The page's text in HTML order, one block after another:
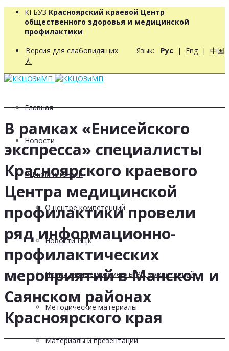
КГБУЗ Красноярский краевой Центр
общественного здоровья и медицинской
профилактики
Версия для слабовидящих Язык: Рус | Eng | 中国
人
Главная
Новости
РЦ компетенций
О центре компетенций
Новости РЦК
Нормативные документы РЦ компетенций
Методические материалы
Материалы и презентации
В рамках «Енисейского
экспресса» специалисты
Красноярского краевого
Центра медицинской
профилактики провели
ряд информационно-
профилактических
мероприятий в Манском и
Саянском районах
Красноярского края